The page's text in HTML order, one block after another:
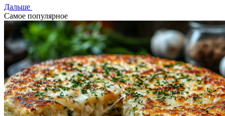
Дальше
Самое популярное